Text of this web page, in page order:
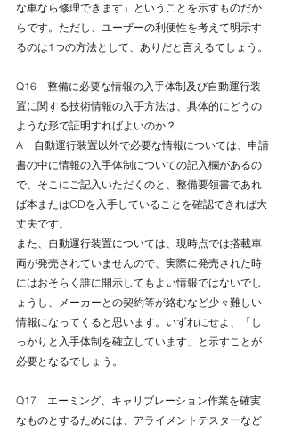
な車なら修理できます」ということを示すものだか
らです。ただし、ユーザーの利便性を考えて明示す
るのは1つの方法として、ありだと言えるでしょう。
Q16　整備に必要な情報の入手体制及び自動運行装
置に関する技術情報の入手方法は、具体的にどうの
ような形で証明すればよいのか？
A　自動運行装置以外で必要な情報については、申請
書の中に情報の入手体制についての記入欄があるの
で、そこにご記入いただくのと、整備要領書であれ
ば本またはCDを入手していることを確認できれば大
丈夫です。
また、自動運行装置については、現時点では搭載車
両が発売されていませんので、実際に発売された時
にはおそらく誰に開示してもよい情報ではないでし
ょうし、メーカーとの契約等が絡むなど少々難しい
情報になってくると思います。いずれにせよ、「し
っかりと入手体制を確立しています」と示すことが
必要となるでしょう。
Q17　エーミング、キャリブレーション作業を確実
なものとするためには、アライメントテスターなど